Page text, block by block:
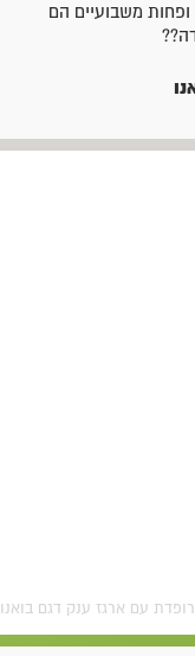
ופחות משבועיים הם
עם ארגז ענק דגם בואנו